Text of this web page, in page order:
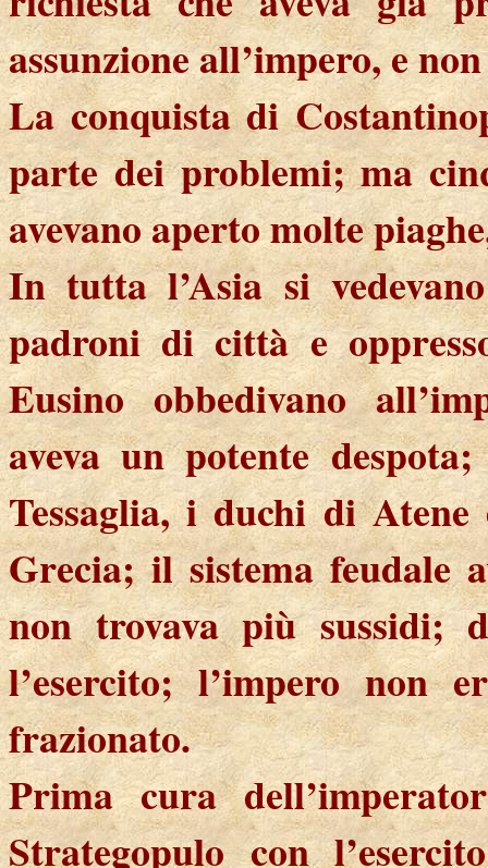
assunzione all’impero, e
La conquista di
parte dei problemi; ma
avevano aperto molte
In tutta l’Asia si
padroni di città e
Eusino obbedivano
aveva un potente
Tessaglia, i duchi di
Grecia; il sistema feudale
non trovava più sussidi;
l’esercito; l’impero non
frazionato.
Prima cura
Strategopulo con